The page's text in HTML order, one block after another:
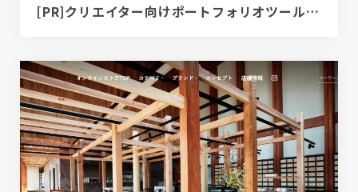
[PR]クリエイター向けポートフォリオツール｜BRIK PORTFOLIO